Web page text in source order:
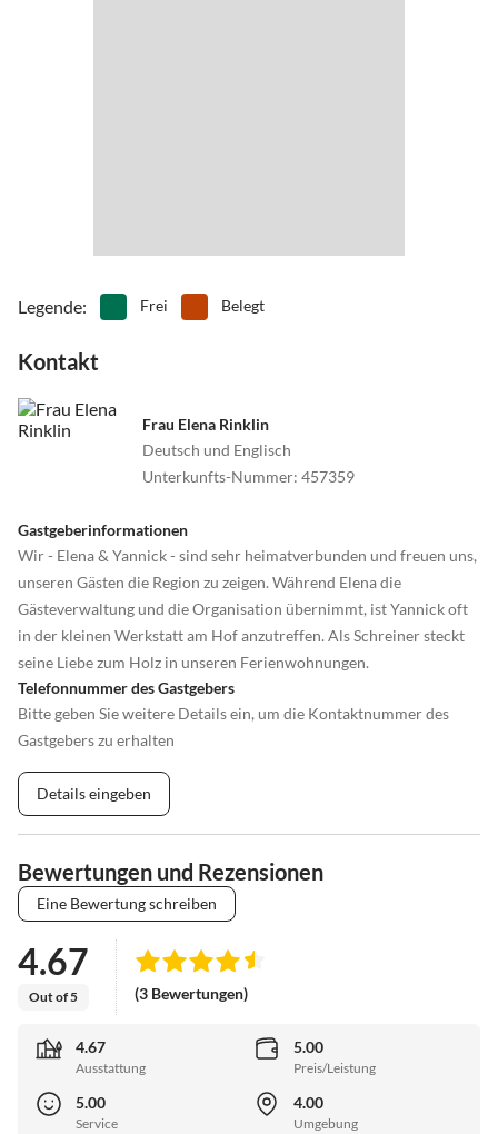
Legende: Frei Belegt
Kontakt
Frau Elena Rinklin
Deutsch und Englisch
Unterkunfts-Nummer: 457359
Gastgeberinformationen
Wir - Elena & Yannick - sind sehr heimatverbunden und freuen uns,
unseren Gästen die Region zu zeigen. Während Elena die
Gästeverwaltung und die Organisation übernimmt, ist Yannick oft
in der kleinen Werkstatt am Hof anzutreffen. Als Schreiner steckt
seine Liebe zum Holz in unseren Ferienwohnungen.
Telefonnummer des Gastgebers
Bitte geben Sie weitere Details ein, um die Kontaktnummer des
Gastgebers zu erhalten
Details eingeben
Bewertungen und Rezensionen
Eine Bewertung schreiben
4.67
Out of 5 (3 Bewertungen)
4.67
Ausstattung
5.00
Preis/Leistung
5.00
Service
4.00
Umgebung